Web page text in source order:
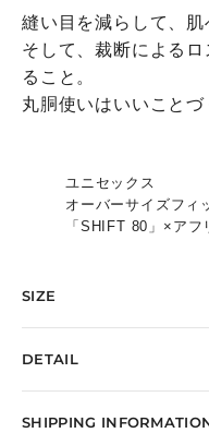
縫い目を減らして、肌
そして、裁断による
ること。
丸胴使いはいいことづ
ユニセックス
オーバーサイズフィ
「SHIFT 80」×アフ
SIZE
DETAIL
SHIPPING